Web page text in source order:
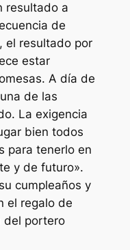
resultado a
de
el resultado por
estar
A día de
de las
La exigencia
bien todos
para tenerlo en
y de futuro».
cumpleaños y
el regalo de
del portero